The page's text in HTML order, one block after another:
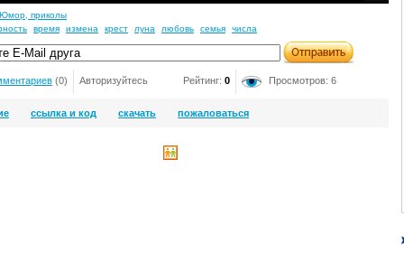
Юмор, приколы
время измена крест луна любовь семья числа
(0) Авторизуйтесь Рейтинг: 0 Просмотров: 6
ссылка и код скачать пожаловаться